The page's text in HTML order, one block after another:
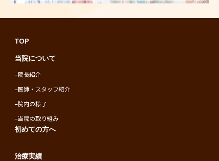
TOP
当院について
–院長紹介
–医師・スタッフ紹介
–院内の様子
–当院の取り組み
初めての方へ
治療実績